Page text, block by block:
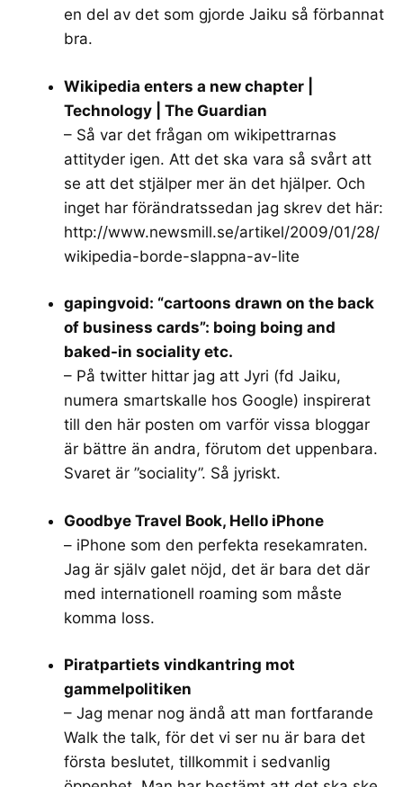
en del av det som gjorde Jaiku så förbannat
bra.
Wikipedia enters a new chapter |
Technology | The Guardian
– Så var det frågan om wikipettrarnas
attityder igen. Att det ska vara så svårt att
se att det stjälper mer än det hjälper. Och
inget har förändratssedan jag skrev det här:
http://www.newsmill.se/artikel/2009/01/28/
wikipedia-borde-slappna-av-lite
gapingvoid: “cartoons drawn on the back
of business cards”: boing boing and
baked-in sociality etc.
– På twitter hittar jag att Jyri (fd Jaiku,
numera smartskalle hos Google) inspirerat
till den här posten om varför vissa bloggar
är bättre än andra, förutom det uppenbara.
Svaret är ”sociality”. Så jyriskt.
Goodbye Travel Book, Hello iPhone
– iPhone som den perfekta resekamraten.
Jag är själv galet nöjd, det är bara det där
med internationell roaming som måste
komma loss.
Piratpartiets vindkantring mot
gammelpolitiken
– Jag menar nog ändå att man fortfarande
Walk the talk, för det vi ser nu är bara det
första beslutet, tillkommit i sedvanlig